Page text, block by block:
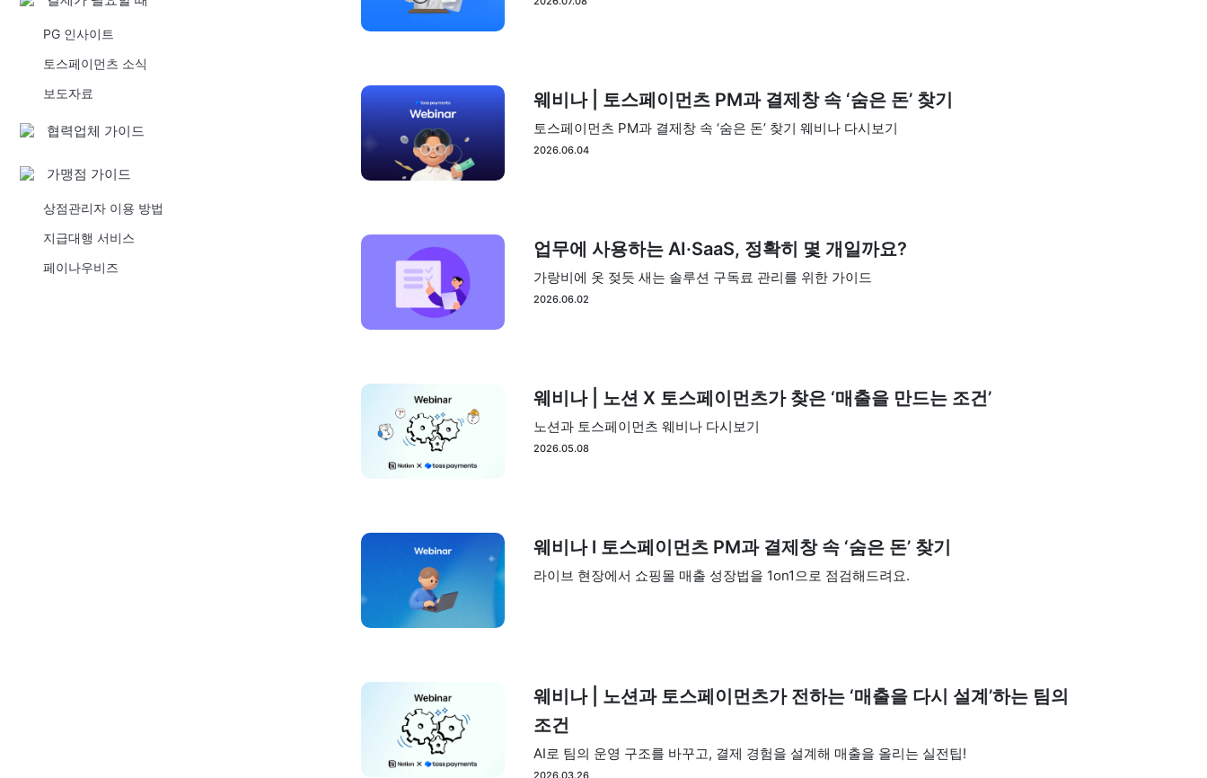
PG 인사이트
토스페이먼츠 소식
보도자료
협력업체 가이드
가맹점 가이드
상점관리자 이용 방법
지급대행 서비스
페이나우비즈
웨비나 | 토스페이먼츠 PM과 결제창 속 ‘숨은 돈’ 찾기
토스페이먼츠 PM과 결제창 속 ‘숨은 돈’ 찾기 웨비나 다시보기
2026.06.04
업무에 사용하는 AI·SaaS, 정확히 몇 개일까요?
가랑비에 옷 젖듯 새는 솔루션 구독료 관리를 위한 가이드
2026.06.02
웨비나 | 노션 X 토스페이먼츠가 찾은 ‘매출을 만드는 조건’
노션과 토스페이먼츠 웨비나 다시보기
2026.05.08
웨비나 l 토스페이먼츠 PM과 결제창 속 ‘숨은 돈’ 찾기
라이브 현장에서 쇼핑몰 매출 성장법을 1on1으로 점검해드려요.
웨비나 | 노션과 토스페이먼츠가 전하는 ‘매출을 다시 설계’하는 팀의
조건
AI로 팀의 운영 구조를 바꾸고, 결제 경험을 설계해 매출을 올리는 실전팁!
2026.03.26